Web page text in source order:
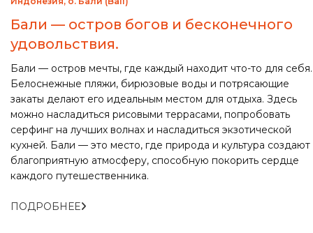
Бали — остров богов и бесконечного
удовольствия.
Бали — остров мечты, где каждый находит что-то для себя.
Белоснежные пляжи, бирюзовые воды и потрясающие
закаты делают его идеальным местом для отдыха. Здесь
можно насладиться рисовыми террасами, попробовать
серфинг на лучших волнах и насладиться экзотической
кухней. Бали — это место, где природа и культура создают
благоприятную атмосферу, способную покорить сердце
каждого путешественника.
ПОДРОБНЕЕ